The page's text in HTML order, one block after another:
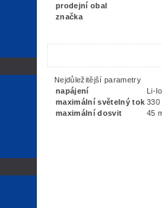
prodejní obal
značka
Nejdůležitější parametry
napájení
Li-
maximální světelný tok 330
maximální dosvit
45